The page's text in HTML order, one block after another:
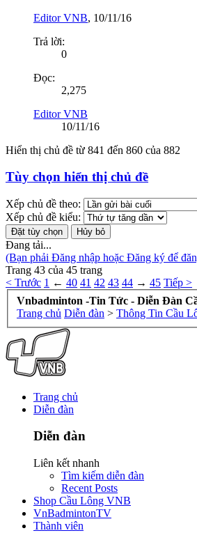
Editor VNB, 10/11/16
Trả lời:
0
Đọc:
2,275
Editor VNB
10/11/16
Hiển thị chủ đề từ 841 đến 860 của 882
Tùy chọn hiển thị chủ đề
Xếp chủ đề theo:
Xếp chủ đề kiểu:
Đang tải...
(Bạn phải Đăng nhập hoặc Đăng ký để
Trang 43 của 45 trang
< Trước 1 ← 40 41 42 43 44 → 45 Tiếp >
Vnbadminton -Tin Tức - Diễn Đàn
Trang chủ Diễn đàn > Thông Tin Cầu
Trang chủ
Diễn đàn
Diễn đàn
Liên kết nhanh
Tìm kiếm diễn đàn
Recent Posts
Shop Cầu Lông VNB
VnBadmintonTV
Thành viên